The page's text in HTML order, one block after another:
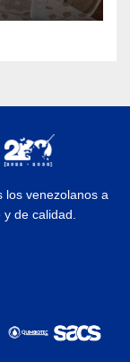
los venezolanos a
y de calidad.